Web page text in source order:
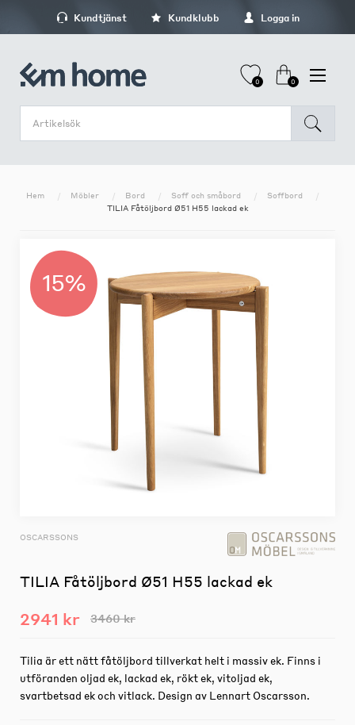
Kundtjänst Kundklubb Logga in
0 0
Hem Möbler Bord Soff och småbord
Soffbord
TILIA Fåtöljbord Ø51 H55 lackad ek
15%
OSCARSSONS
TILIA Fåtöljbord Ø51 H55 lackad ek
2941 kr 3460 kr
Tilia är ett nätt fåtöljbord tillverkat helt i massiv ek. Finns i
utföranden oljad ek, lackad ek, rökt ek, vitoljad ek,
svartbetsad ek och vitlack. Design av Lennart Oscarsson.